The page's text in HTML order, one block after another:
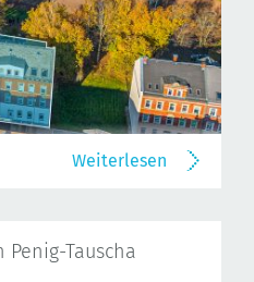
Weiterlesen
Tauscha